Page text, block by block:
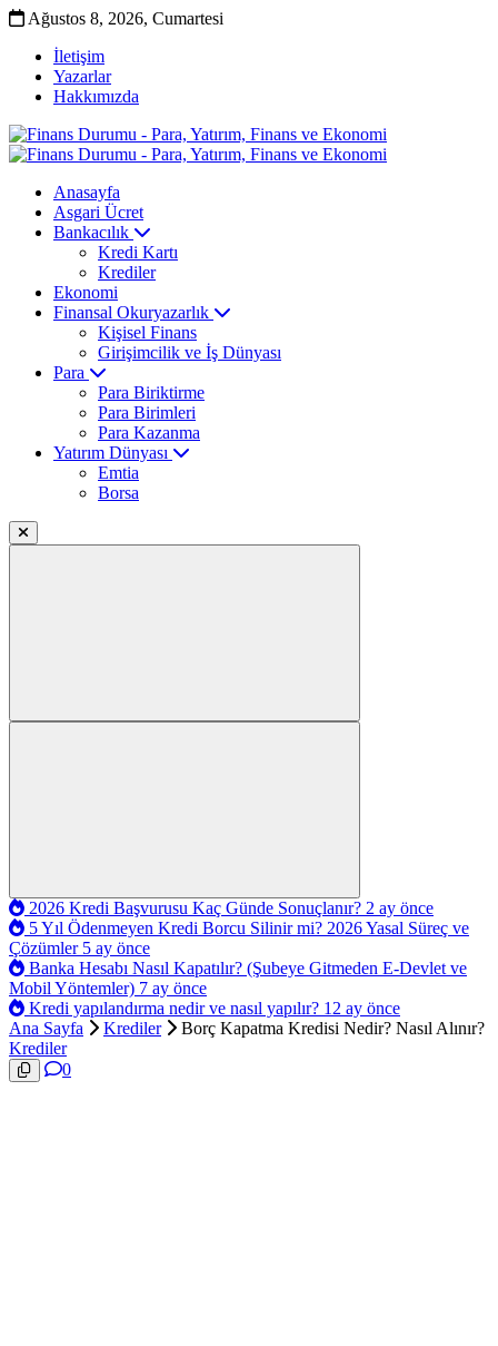
Ağustos 8, 2026, Cumartesi
İletişim
Yazarlar
Hakkımızda
Anasayfa
Asgari Ücret
Bankacılık
Kredi Kartı
Krediler
Ekonomi
Finansal Okuryazarlık
Kişisel Finans
Girişimcilik ve İş Dünyası
Para
Para Biriktirme
Para Birimleri
Para Kazanma
Yatırım Dünyası
Emtia
Borsa
2026 Kredi Başvurusu Kaç Günde Sonuçlanır? 2 ay önce
5 Yıl Ödenmeyen Kredi Borcu Silinir mi? 2026 Yasal Süreç ve
Çözümler 5 ay önce
Banka Hesabı Nasıl Kapatılır? (Şubeye Gitmeden E-Devlet ve
Mobil Yöntemler) 7 ay önce
Kredi yapılandırma nedir ve nasıl yapılır? 12 ay önce
Ana Sayfa
Krediler
Borç Kapatma Kredisi Nedir? Nasıl Alınır?
Krediler
0